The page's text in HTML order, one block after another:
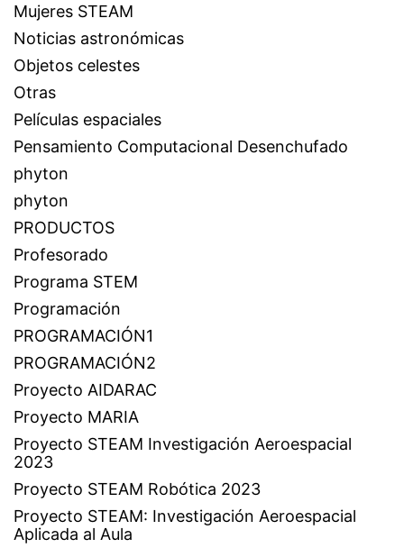
Mujeres STEAM
Noticias astronómicas
Objetos celestes
Otras
Películas espaciales
Pensamiento Computacional Desenchufado
phyton
phyton
PRODUCTOS
Profesorado
Programa STEM
Programación
PROGRAMACIÓN1
PROGRAMACIÓN2
Proyecto AIDARAC
Proyecto MARIA
Proyecto STEAM Investigación Aeroespacial
2023
Proyecto STEAM Robótica 2023
Proyecto STEAM: Investigación Aeroespacial
Aplicada al Aula